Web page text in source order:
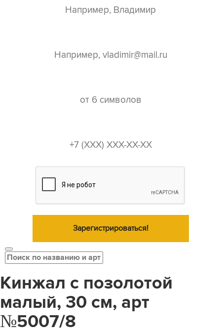
Зарегистрироваться!
Кинжал с позолотой
малый, 30 см, арт
№5007/8